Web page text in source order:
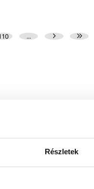
Részletek
...